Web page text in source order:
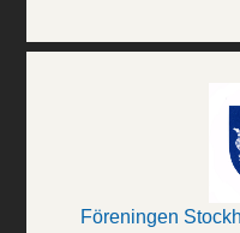
Föreningen